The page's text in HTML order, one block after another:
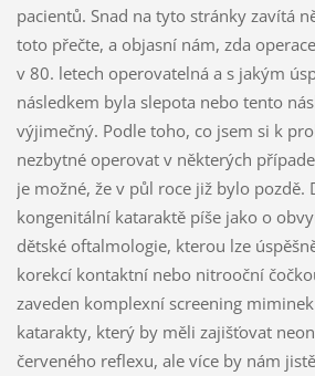
pacientů. Snad na tyto stránky zavítá
toto přečte, a objasní nám, zda
v 80. letech operovatelná a s jakým
následkem byla slepota nebo tento
výjimečný. Podle toho, co jsem si k
nezbytné operovat v některých
je možné, že v půl roce již bylo pozdě.
kongenitální kataraktě píše jako o
dětské oftalmologie, kterou lze
korekcí kontaktní nebo nitrooční
zaveden komplexní screening
katarakty, který by měli zajišťovat
červeného reflexu, ale více by nám